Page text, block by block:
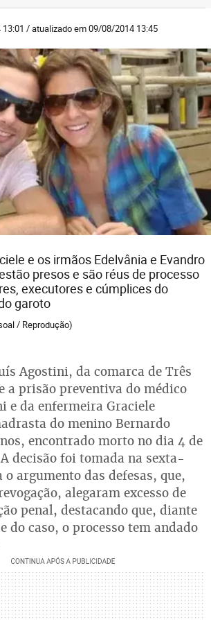
/ atualizado em 09/08/2014 13:45
e os irmãos Edelvânia e Evandro
presos e são réus de processo
executores e cúmplices do
garoto
/ Reprodução)
Agostini, da comarca de Três
a prisão preventiva do médico
e da enfermeira Graciele
do menino Bernardo
encontrado morto no dia 4 de
decisão foi tomada na sexta-
argumento das defesas, que,
alegaram excesso de
penal, destacando que, diante
do caso, o processo tem andado